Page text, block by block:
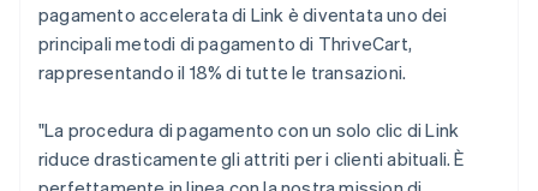
pagamento accelerata di Link è diventata uno dei
principali metodi di pagamento di ThriveCart,
rappresentando il 18% di tutte le transazioni.
"La procedura di pagamento con un solo clic di Link
riduce drasticamente gli attriti per i clienti abituali. È